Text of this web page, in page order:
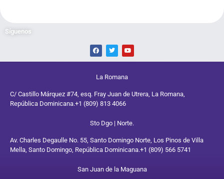
Síguenos
La Romana
C/ Castillo Márquez #74, esq. Fray Juan de Utrera, La Romana,
República Dominicana.+1 (809) 813 4066
Sto Dgo | Norte.
Av. Charles Degaulle No. 55, Santo Domingo Norte, Los Pinos de Villa
Mella, Santo Domingo, República Dominicana.+1 (809) 566 5741
San Juan de la Maguana